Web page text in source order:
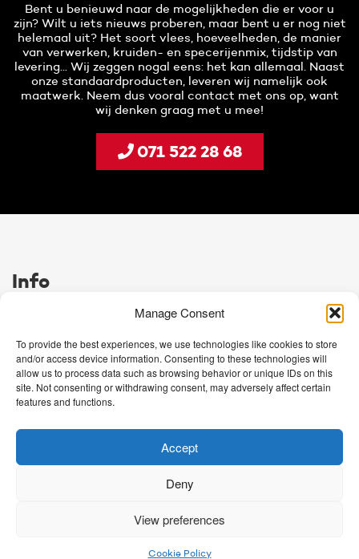
Manage Consent
To provide the best experiences, we use technologies like cookies to store
and/or access device information. Consenting to these technologies will
allow us to process data such as browsing behavior or unique IDs on this
site. Not consenting or withdrawing consent, may adversely affect certain
features and functions.
Accept
Deny
View preferences
Cookie Policy
Bent u benieuwd naar de mogelijkheden die er voor u
zijn? Wilt u iets nieuws proberen, maar bent u er nog niet
helemaal uit? Het soort vlees, hoeveelheden, de manier
van verwerken, kruiden- en specerijenmix, tijdstip van
levering... Wij zeggen nogal eens: het kan allemaal. Naast
onze standaardproducten, leveren wij namelijk ook
maatwerk. Neem dus vooral contact met ons op, want
wij denken graag met u mee!
071 522 28 68
Info
Over ons
Cookie Policy (EU)
Contact
Verschoor Vee en Vlees
Achthovenerweg 15L
T. 071 522 28 68